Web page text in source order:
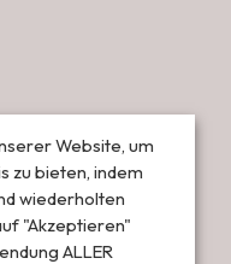
Website, um
zu bieten, indem
wiederholten
"Akzeptieren"
ALLER